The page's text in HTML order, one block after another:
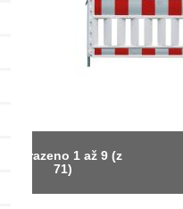
Zobrazeno 1až 9(z
71)